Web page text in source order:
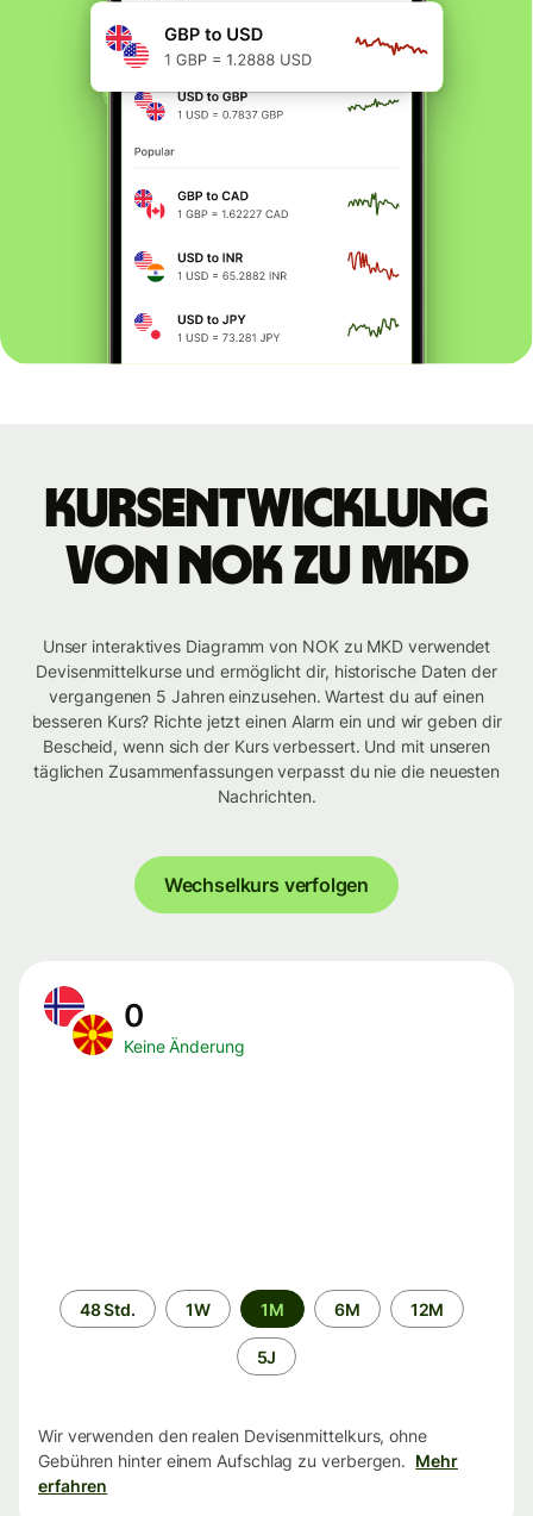
Kursentwicklung
von NOK zu MKD
Unser interaktives Diagramm von NOK zu MKD verwendet
Devisenmittelkurse und ermöglicht dir, historische Daten der
vergangenen 5 Jahren einzusehen. Wartest du auf einen
besseren Kurs? Richte jetzt einen Alarm ein und wir geben dir
Bescheid, wenn sich der Kurs verbessert. Und mit unseren
täglichen Zusammenfassungen verpasst du nie die neuesten
Nachrichten.
Wechselkurs verfolgen
0
Keine Änderung
Zeitraum
48 Std. 1W 1M 6M 12M
5J
Wir verwenden den realen Devisenmittelkurs, ohne
Gebühren hinter einem Aufschlag zu verbergen. Mehr
erfahren